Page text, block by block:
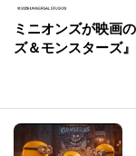
ミニオンズが映画
ズ＆モンスターズ